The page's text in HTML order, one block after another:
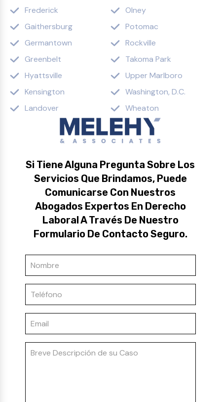
Frederick
Gaithersburg
Germantown
Greenbelt
Hyattsville
Kensington
Landover
Olney
Potomac
Rockville
Takoma Park
Upper Marlboro
Washington, D.C.
Wheaton
Si Tiene Alguna Pregunta Sobre Los
Servicios Que Brindamos, Puede
Comunicarse Con Nuestros
Abogados Expertos En Derecho
Laboral A Través De Nuestro
Formulario De Contacto Seguro.